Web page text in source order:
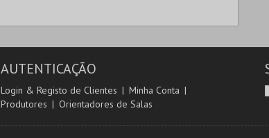
AUTENTICAÇÃO
Login & Registo de Clientes
Minha Conta
Produtores
Orientadores de Salas